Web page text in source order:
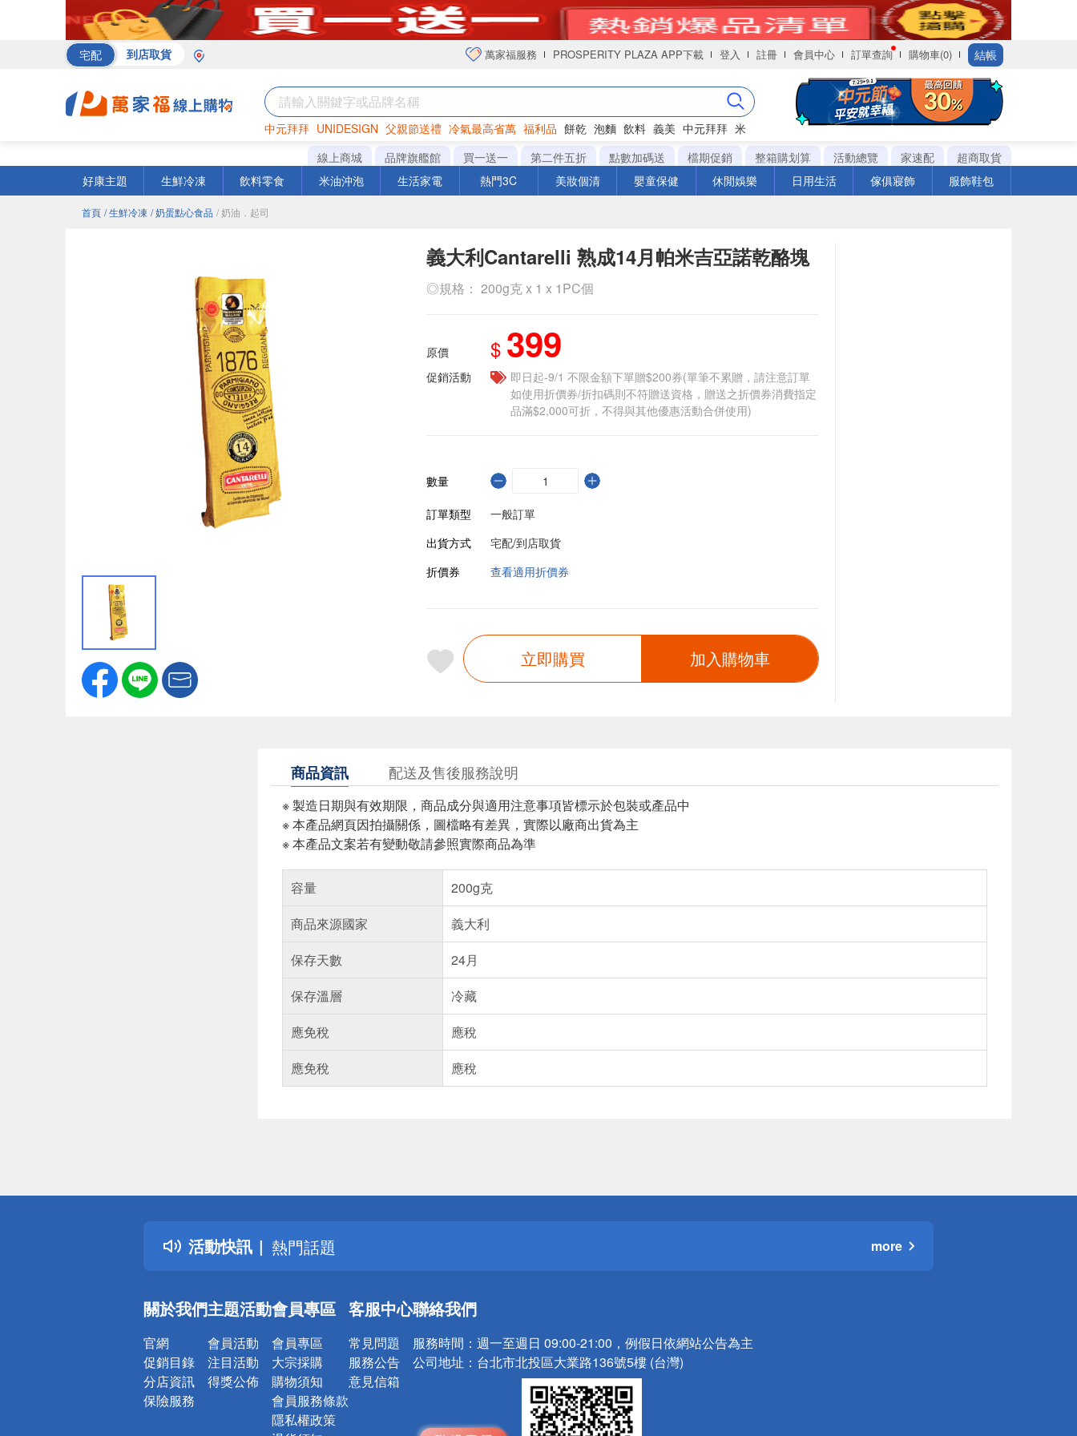
宅配 到店取貨 萬家福服務 PROSPERITY PLAZA APP下載 登入 註冊 會員中心 訂單查詢 購物車(0) 結帳
中元拜拜 UNIDESIGN 父親節送禮 冷氣最高省萬 福利品 餅乾 泡麵 飲料 義美 中元拜拜 米
海苔 巧克力 衛生紙
線上商城 品牌旗艦館 買一送一 第二件五折 點數加碼送 檔期促銷 整箱購划算 活動總覽 家速配
超商取貨
好康主題
生鮮冷凍 飲料零食 米油沖泡 生活家電 熱門3C 美妝個清 嬰童保健 休閒娛樂 日用生活 傢俱寢飾 服飾鞋包
首頁 / 生鮮冷凍 / 奶蛋點心食品 / 奶油．起司
義大利Cantarelli 熟成14月帕米吉亞諾乾酪塊
◎規格： 200g克 x 1 x 1PC個
原價 $ 399
促銷活動
即日起-9/1 不限金額下單贈$200券(單筆不累贈，請注意訂單
如使用折價券/折扣碼則不符贈送資格，贈送之折價券消費指定
品滿$2,000可折，不得與其他優惠活動合併使用)
數量
訂單類型
一般訂單
出貨方式
宅配/到店取貨
折價券
查看適用折價券
立即購買 加入購物車
商品資訊 配送及售後服務說明
※ 製造日期與有效期限，商品成分與適用注意事項皆標示於包裝或產品中
※ 本產品網頁因拍攝關係，圖檔略有差異，實際以廠商出貨為主
※ 本產品文案若有變動敬請參照實際商品為準
容量
200g克
商品來源國家
義大利
保存天數
24月
保存溫層
冷藏
應免稅
應稅
應免稅
應稅
活動快訊
詐騙網頁！請小心！
得獎公告
熱門話題
銀行優惠
詐騙網頁！請小心！
more
關於我們
官網
促銷目錄
分店資訊
保險服務
主題活動
會員活動
注目活動
得獎公佈
會員專區
會員專區
大宗採購
購物須知
會員服務條款
隱私權政策
客服中心
常見問題
服務公告
意見信箱
聯絡我們
服務時間： 週一至週日 09:00-21:00，例假日依網站公告為主
公司地址： 台北市北投區大業路136號5樓 (台灣)